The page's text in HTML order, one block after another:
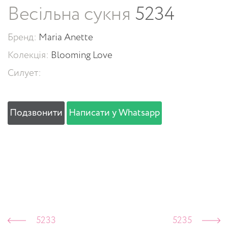
Весільна сукня 5234
Бренд: Maria Anette
Колекція: Blooming Love
Силует:
Подзвонити Написати у Whatsapp
5233 5235